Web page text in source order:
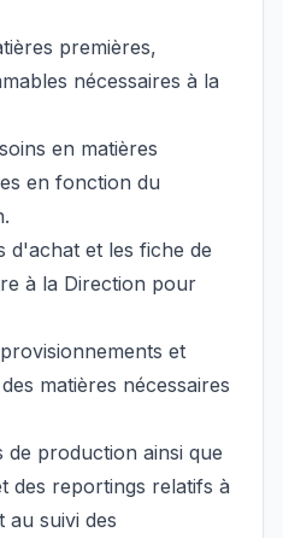
premières,
nécessaires à la
en matières
en fonction du
d'achat et les fiche de
à la Direction pour
et
matières nécessaires
de production ainsi que
des reportings relatifs à
au suivi des